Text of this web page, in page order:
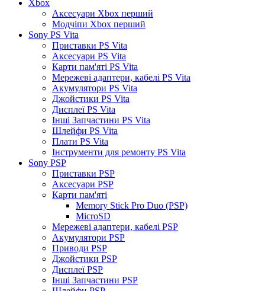
Xbox
Аксесуари Xbox перший
Модчіпи Xbox перший
Sony PS Vita
Приставки PS Vita
Аксесуари PS Vita
Карти пам'яті PS Vita
Мережеві адаптери, кабелі PS Vita
Акумулятори PS Vita
Джойстики PS Vita
Дисплеї PS Vita
Інші Запчастини PS Vita
Шлейфи PS Vita
Плати PS Vita
Інструменти для ремонту PS Vita
Sony PSP
Приставки PSP
Аксесуари PSP
Карти пам'яті
Memory Stick Pro Duo (PSP)
MicroSD
Мережеві адаптери, кабелі PSP
Акумулятори PSP
Приводи PSP
Джойстики PSP
Дисплеї PSP
Інші Запчастини PSP